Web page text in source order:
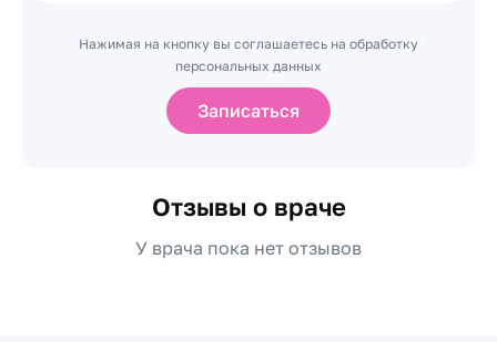
Нажимая на кнопку вы соглашаетесь на обработку
персональных данных
Записаться
Отзывы о враче
У врача пока нет отзывов